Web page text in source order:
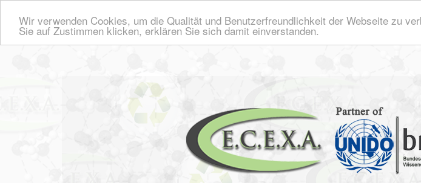
Wir verwenden Cookies, um die Qualität und Benutzerfreundlichkeit der Webseite zu
Sie auf Zustimmen klicken, erklären Sie sich damit einverstanden.
Startseite News Leistungen Die Umsetzung